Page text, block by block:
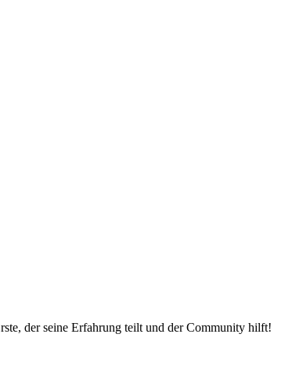
der seine Erfahrung teilt und der Community hilft!